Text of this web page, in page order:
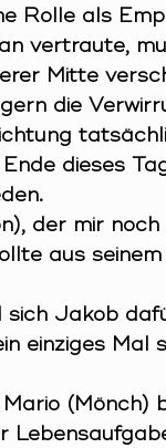
Rolle als
vertraute,
Mitte
die
dieses
der mir
aus
sich Jakob
einziges Mal
(Mönch)